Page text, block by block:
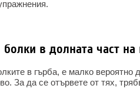
в долната част на
в гърба, е малко вероятно
За да се отървете от тях,